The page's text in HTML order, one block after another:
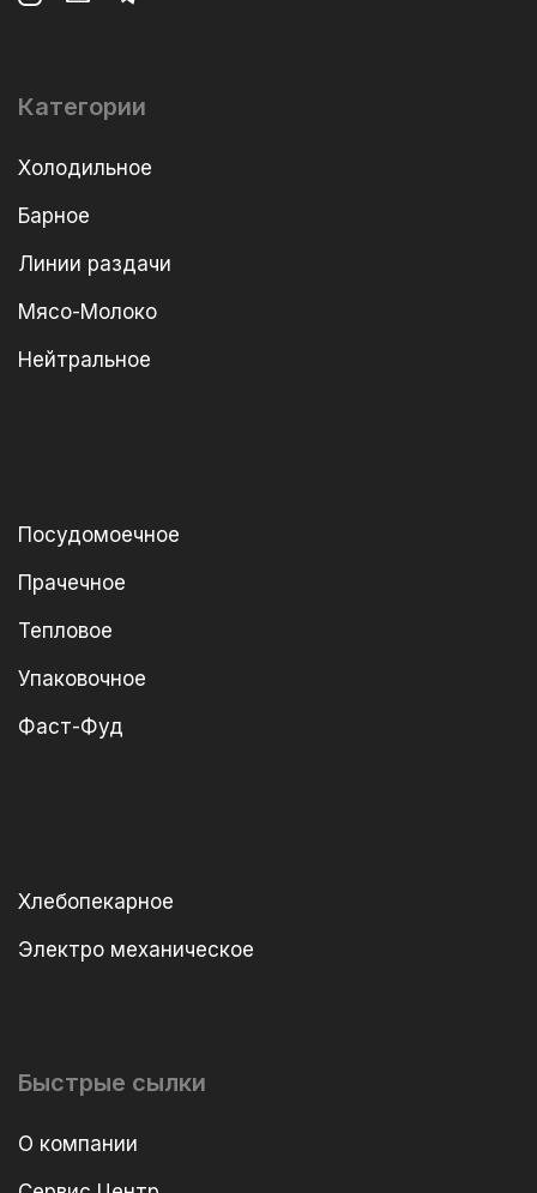
Категории
Холодильное
Барное
Линии раздачи
Мясо-Молоко
Нейтральное
Посудомоечное
Прачечное
Тепловое
Упаковочное
Фаст-Фуд
Хлебопекарное
Электро механическое
Быстрые сылки
О компании